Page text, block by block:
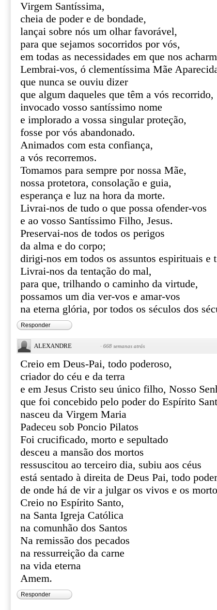
Virgem Santíssima,
cheia de poder e de bondade,
lançai sobre nós um olhar favorável,
para que sejamos socorridos por vós,
em todas as necessidades em que nos
Lembrai-vos, ó clementíssima Mãe
que nunca se ouviu dizer
que algum daqueles que têm a vós recorrido,
invocado vosso santíssimo nome
e implorado a vossa singular proteção,
fosse por vós abandonado.
Animados com esta confiança,
a vós recorremos.
Tomamos para sempre por nossa Mãe,
nossa protetora, consolação e guia,
esperança e luz na hora da morte.
Livrai-nos de tudo o que possa ofender-vos
e ao vosso Santíssimo Filho, Jesus.
Preservai-nos de todos os perigos
da alma e do corpo;
dirigi-nos em todos os assuntos espirituais e
Livrai-nos da tentação do mal,
para que, trilhando o caminho da virtude,
possamos um dia ver-vos e amar-vos
na eterna glória, por todos os séculos dos
Responder
ALEXANDRE · 668 semanas atrás
Creio em Deus-Pai, todo poderoso,
criador do céu e da terra
e em Jesus Cristo seu único filho, Nosso
que foi concebido pelo poder do Espírito
nasceu da Virgem Maria
Padeceu sob Poncio Pilatos
Foi crucificado, morto e sepultado
desceu a mansão dos mortos
ressuscitou ao terceiro dia, subiu aos céus
está sentado à direita de Deus Pai, todo
de onde há de vir a julgar os vivos e os
Creio no Espírito Santo,
na Santa Igreja Católica
na comunhão dos Santos
Na remissão dos pecados
na ressurreição da carne
na vida eterna
Amem.
Responder